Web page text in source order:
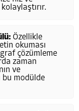
Özellikle
okuması
çözümleme
zaman
ve
bu modülde